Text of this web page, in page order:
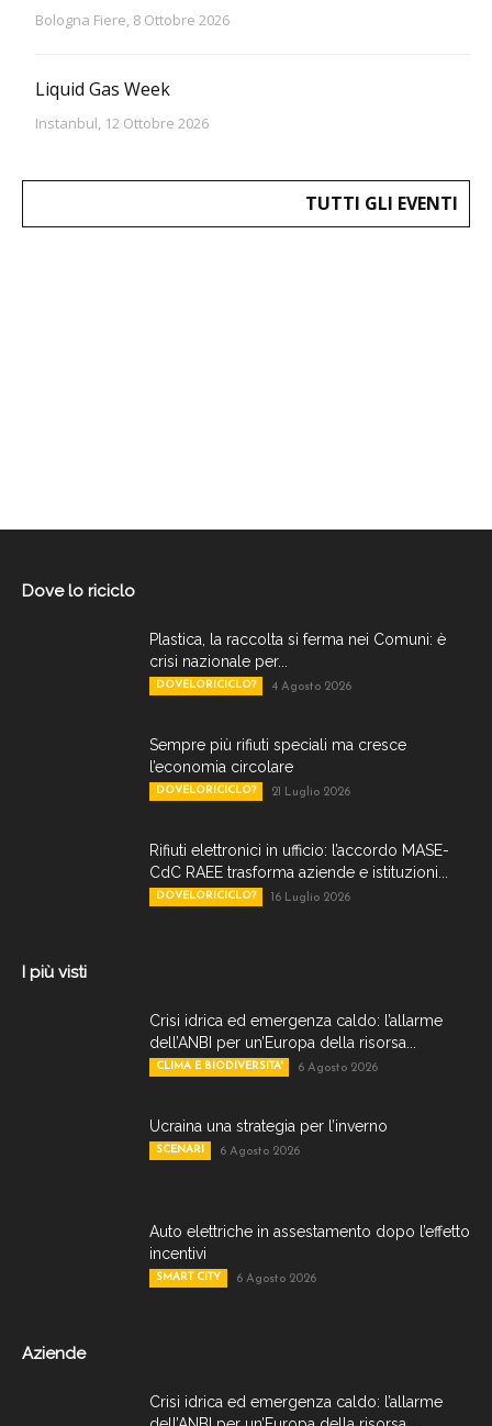
Bologna Fiere, 8 Ottobre 2026
Liquid Gas Week
Instanbul, 12 Ottobre 2026
TUTTI GLI EVENTI
Dove lo riciclo
Plastica, la raccolta si ferma nei Comuni: è
crisi nazionale per...
DOVELORICICLO? 4 Agosto 2026
Sempre più rifiuti speciali ma cresce
l’economia circolare
DOVELORICICLO? 21 Luglio 2026
Rifiuti elettronici in ufficio: l’accordo MASE-
CdC RAEE trasforma aziende e istituzioni...
DOVELORICICLO? 16 Luglio 2026
I più visti
Crisi idrica ed emergenza caldo: l’allarme
dell’ANBI per un’Europa della risorsa...
CLIMA E BIODIVERSITA' 6 Agosto 2026
Ucraina una strategia per l’inverno
SCENARI 6 Agosto 2026
Auto elettriche in assestamento dopo l’effetto
incentivi
SMART CITY 6 Agosto 2026
Aziende
Crisi idrica ed emergenza caldo: l’allarme